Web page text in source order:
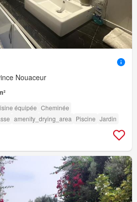
Nouaceur
équipée Cheminée
amenity_drying_area Piscine Jardin